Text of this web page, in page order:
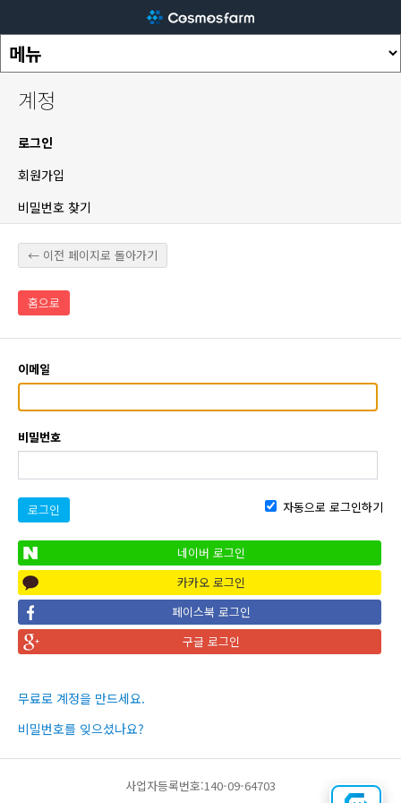
계정
로그인
회원가입
비밀번호 찾기
← 이전 페이지로 돌아가기
홈으로
이메일
비밀번호
로그인 자동으로 로그인하기
네이버 로그인
카카오 로그인
페이스북 로그인
구글 로그인
무료로 계정을 만드세요.
비밀번호를 잊으셨나요?
사업자등록번호:140-09-64703